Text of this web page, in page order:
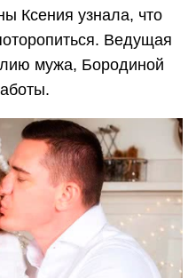
Ксения узнала, что
Ведущая
мужа, Бородиной